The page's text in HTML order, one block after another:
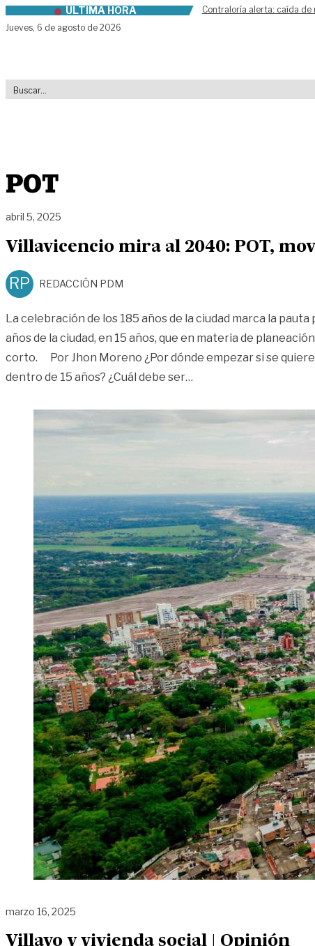
Skip to contentÚLTIMA HORA
Contraloría alerta: caída de
Jueves, 6 de agosto de 2026
POT
abril 5, 2025
Villavicencio mira al 2040: POT,
RP REDACCIÓN PDM
La celebración de los 185 años de la ciudad marca la pauta
años de la ciudad, en 15 años, que en materia de
corto. Por Jhon Moreno ¿Por dónde empezar si se
dentro de 15 años? ¿Cuál debe ser…
marzo 16, 2025
Villavo y vivienda social | Opinión